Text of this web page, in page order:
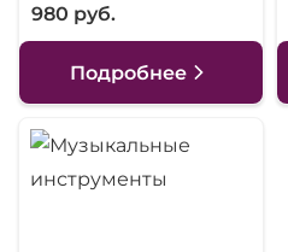
980 руб.
Подробнее